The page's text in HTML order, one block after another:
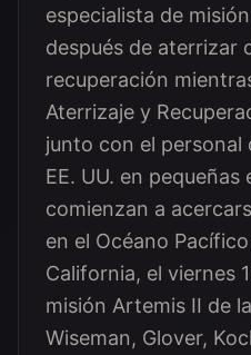
especialista de
después de aterrizar
recuperación
Aterrizaje y
junto con el personal
EE. UU. en
comienzan a
en el Océano
California, el viernes
misión Artemis II de
Wiseman, Glover,